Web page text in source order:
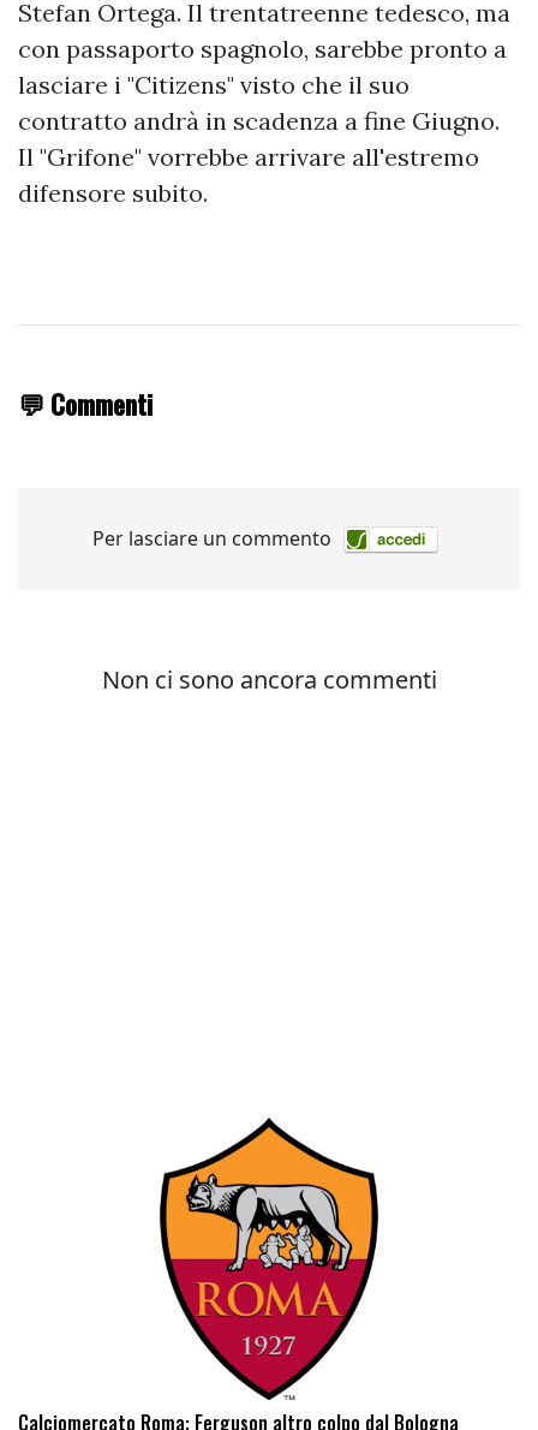
Stefan Ortega. Il trentatreenne tedesco, ma
con passaporto spagnolo, sarebbe pronto a
lasciare i "Citizens" visto che il suo
contratto andrà in scadenza a fine Giugno.
Il "Grifone" vorrebbe arrivare all'estremo
difensore subito.
💬 Commenti
Calciomercato Roma: Ferguson altro colpo dal Bologna